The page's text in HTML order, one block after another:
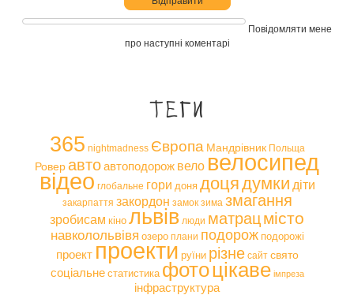
Повідомляти мене
про наступні коментарі
Теги
365 nightmadness Європа Мандрівник Польща
Роверавтоавтоподорож вело велосипед
відео глобальне гори доня доцядумки діти
закарпаття закордон замок зима змагання
зробисам кіно львів люди матрацмісто
навколольвівя озеро плани подорож подорожі
проект проекти руїни різне сайт свято
соціальне статистика фотоцікаве імпреза
інфраструктура